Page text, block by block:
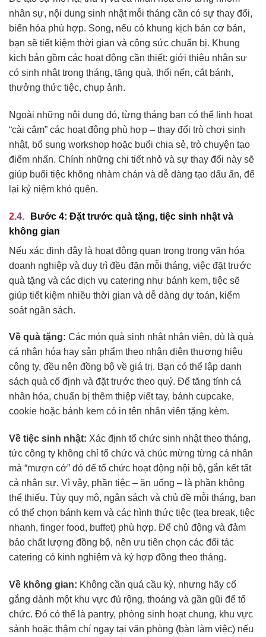
nhân sự, nội dung sinh nhật mỗi tháng cần có sự thay đổi,
biến hóa phù hợp. Song, nếu có khung kịch bản cơ bản,
bạn sẽ tiết kiệm thời gian và công sức chuẩn bị. Khung
kịch bản gồm các hoạt động cần thiết: giới thiệu nhân sự
có sinh nhật trong tháng, tặng quà, thổi nến, cắt bánh,
thưởng thức tiệc, chụp ảnh.
Ngoài những nội dung đó, từng tháng bạn có thể linh hoạt
“cài cắm” các hoạt động phù hợp – thay đổi trò chơi sinh
nhật, bổ sung workshop hoặc buổi chia sẻ, trò chuyện tạo
điểm nhấn. Chính những chi tiết nhỏ và sự thay đổi này sẽ
giúp buổi tiệc không nhàm chán và dễ dàng tạo dấu ấn, để
lại kỷ niệm khó quên.
Bước 4: Đặt trước quà tặng, tiệc sinh nhật và
không gian
Nếu xác định đây là hoạt động quan trọng trong văn hóa
doanh nghiệp và duy trì đều đặn mỗi tháng, việc đặt trước
quà tặng và các dịch vụ catering như bánh kem, tiệc sẽ
giúp tiết kiệm nhiều thời gian và dễ dàng dự toán, kiểm
soát ngân sách.
Về quà tặng: Các món quà sinh nhật nhân viên, dù là quà
cá nhân hóa hay sản phẩm theo nhận diện thương hiệu
công ty, đều nên đồng bộ về giá trị. Bạn có thể lập danh
sách quà cố định và đặt trước theo quý. Để tăng tính cá
nhân hóa, chuẩn bị thêm thiệp viết tay, bánh cupcake,
cookie hoặc bánh kem có in tên nhân viên tặng kèm.
Về tiệc sinh nhật: Xác định tổ chức sinh nhật theo tháng,
tức công ty không chỉ tổ chức và chúc mừng từng cá nhân
mà “mượn cớ” đó để tổ chức hoạt động nội bộ, gắn kết tất
cả nhân sự. Vì vậy, phần tiệc – ăn uống – là phần không
thể thiếu. Tùy quy mô, ngân sách và chủ đề mỗi tháng, bạn
có thể chọn bánh kem và các hình thức tiệc (tea break, tiệc
nhanh, finger food, buffet) phù hợp. Để chủ động và đảm
bảo chất lượng đồng bộ, nên ưu tiên chọn các đối tác
catering có kinh nghiệm và ký hợp đồng theo tháng.
Về không gian: Không cần quá cầu kỳ, nhưng hãy cố
gắng dành một khu vực đủ rộng, thoáng và gần gũi để tổ
chức. Đó có thể là pantry, phòng sinh hoạt chung, khu vực
sảnh hoặc thậm chí ngay tại văn phòng (bàn làm việc) nếu